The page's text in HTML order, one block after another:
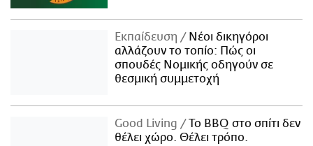
Εκπαίδευση
Νέοι δικηγόροι
αλλάζουν το τοπίο: Πώς οι
σπουδές Νομικής οδηγούν σε
θεσμική συμμετοχή
Good Living
Το BBQ στο σπίτι δεν
θέλει χώρο. Θέλει τρόπο.